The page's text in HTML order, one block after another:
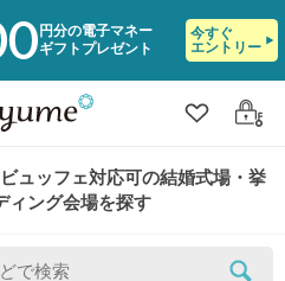
円分の電子マネー
ギフトプレゼント
今すぐ
エントリー
クリップ
ログ
ュッフェ対応可の結婚式場・挙
ィング会場を探す